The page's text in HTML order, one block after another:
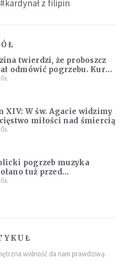
#kardynał z filipin
twierdzi, że proboszcz
odmówić pogrzebu. Kuria
wyjaśnienia
XIV: W św. Agacie widzimy
miłości nad śmiercią
pogrzeb muzyka
tuż przed
Powodem była
wolność da nam prawdziwą